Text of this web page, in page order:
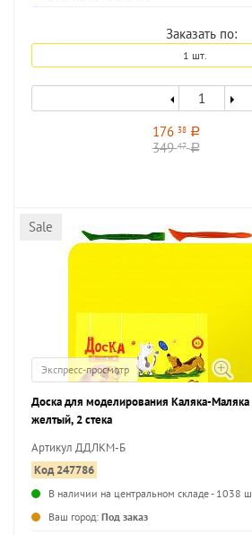
Заказать по:
1 шт.
176 38 a
34947 a
Sale
Экспресс-просмотр
Доска для моделирования Каляка-Маляка
желтый, 2 стека
Артикул ДДЛКМ-Б
Код 247786
В наличии на центральном складе - 1038
Ваш город: Под заказ